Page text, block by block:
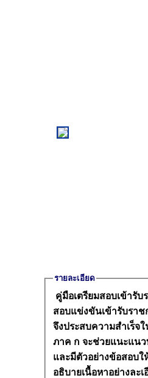
รายละเอียด
คู่มือเตรียมสอบเข้ารั
สอบแข่งขันเข้ารับราชการ ด้วยเหตุนี้ผู้สอบที่มีเวลาเตรียมตัว
จึงประสบความสำเร็จ
ภาค ก จะช่วยแนะแน
และมีตัวอย่างข้อสอบใ
อธิบายเนื้อหาอย่างละ